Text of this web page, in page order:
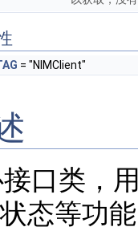
= "NIMClient"
口类，
态等功能